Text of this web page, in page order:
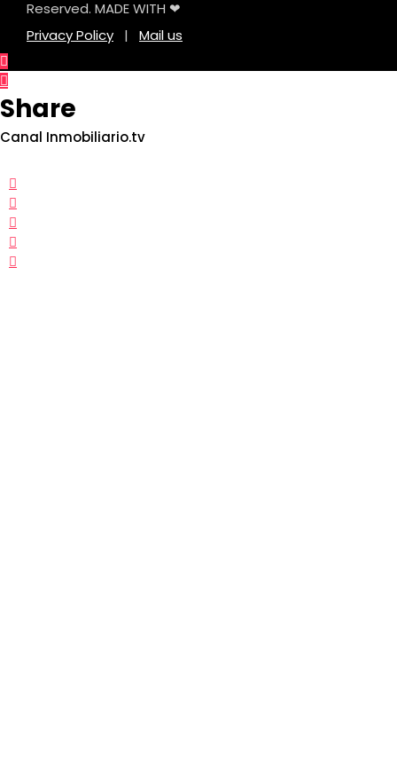
Reserved. MADE WITH ❤
Privacy Policy | Mail us
Share
Canal Inmobiliario.tv